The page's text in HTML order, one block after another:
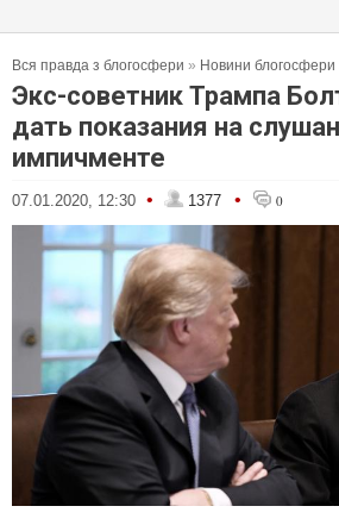
Вся правда з блогосфери » Новини блогосфери
Экс-советник Трампа
дать показания на
импичменте
07.01.2020, 12:30 • 1377 • 0